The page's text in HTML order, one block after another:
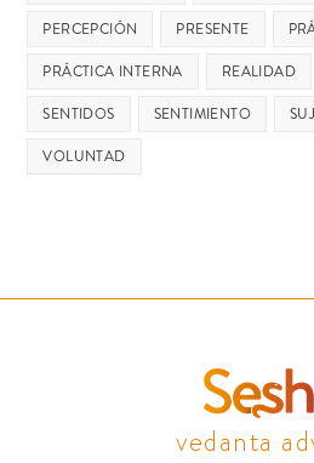
PERCEPCIÓN
PRESENTE
PRÁCTICA INTERNA
REALIDAD
SENTIDOS
SENTIMIENTO
VOLUNTAD
vedanta